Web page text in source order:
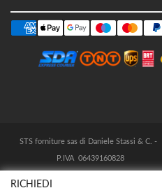
STS forniture sas di Daniele Stassi & C. -
P.IVA 06439160828
RICHIEDI